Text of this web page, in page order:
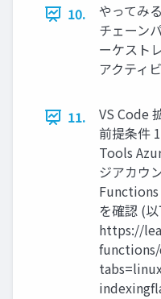
10.
やってみ
チェーン
ーケスト
アクティ
11.
VS Code
前提条件
Tools
ジアカウ
を確認 (
https://